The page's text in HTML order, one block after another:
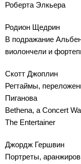
Роберта Элкьера
Родион Щедрин
В подражание
виолончели и
Скотт Джоплин
Регтаймы,
Пиганова
Bethena, a Concert
The Entertainer
Джордж Гершвин
Портреты,